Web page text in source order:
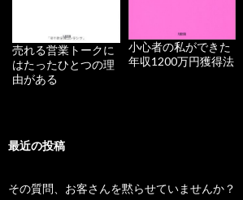
売れる営業トークに
はたったひとつの理
由がある
小心者の私ができた
年収1200万円獲得法
最近の投稿
その質問、お客さんを黙らせていませんか？